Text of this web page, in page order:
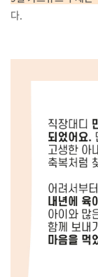
다.